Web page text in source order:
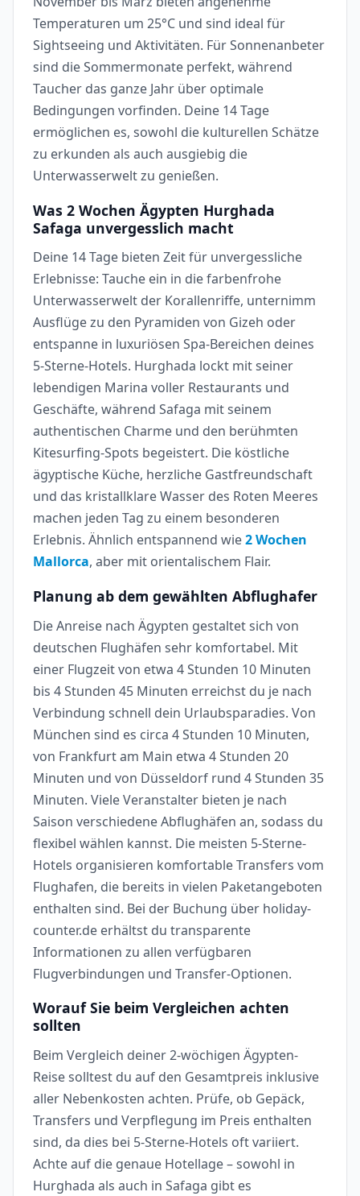
Temperaturen um 25°C und sind ideal für
Sightseeing und Aktivitäten. Für Sonnenanbeter
sind die Sommermonate perfekt, während
Taucher das ganze Jahr über optimale
Bedingungen vorfinden. Deine 14 Tage
ermöglichen es, sowohl die kulturellen Schätze
zu erkunden als auch ausgiebig die
Unterwasserwelt zu genießen.
Was 2 Wochen Ägypten Hurghada
Safaga unvergesslich macht
Deine 14 Tage bieten Zeit für unvergessliche
Erlebnisse: Tauche ein in die farbenfrohe
Unterwasserwelt der Korallenriffe, unternimm
Ausflüge zu den Pyramiden von Gizeh oder
entspanne in luxuriösen Spa-Bereichen deines
5-Sterne-Hotels. Hurghada lockt mit seiner
lebendigen Marina voller Restaurants und
Geschäfte, während Safaga mit seinem
authentischen Charme und den berühmten
Kitesurfing-Spots begeistert. Die köstliche
ägyptische Küche, herzliche Gastfreundschaft
und das kristallklare Wasser des Roten Meeres
machen jeden Tag zu einem besonderen
Erlebnis. Ähnlich entspannend wie2 Wochen
Mallorca, aber mit orientalischem Flair.
Planung ab dem gewählten Abflughafer
Die Anreise nach Ägypten gestaltet sich von
deutschen Flughäfen sehr komfortabel. Mit
einer Flugzeit von etwa 4 Stunden 10 Minuten
bis 4 Stunden 45 Minuten erreichst du je nach
Verbindung schnell dein Urlaubsparadies. Von
München sind es circa 4 Stunden 10 Minuten,
von Frankfurt am Main etwa 4 Stunden 20
Minuten und von Düsseldorf rund 4 Stunden 35
Minuten. Viele Veranstalter bieten je nach
Saison verschiedene Abflughäfen an, sodass du
flexibel wählen kannst. Die meisten 5-Sterne-
Hotels organisieren komfortable Transfers vom
Flughafen, die bereits in vielen Paketangeboten
enthalten sind. Bei der Buchung über holiday-
counter.de erhältst du transparente
Informationen zu allen verfügbaren
Flugverbindungen und Transfer-Optionen.
Worauf Sie beim Vergleichen achten
sollten
Beim Vergleich deiner 2-wöchigen Ägypten-
Reise solltest du auf den Gesamtpreis inklusive
aller Nebenkosten achten. Prüfe, ob Gepäck,
Transfers und Verpflegung im Preis enthalten
sind, da dies bei 5-Sterne-Hotels oft variiert.
Achte auf die genaue Hotellage – sowohl in
Hurghada als auch in Safaga gibt es